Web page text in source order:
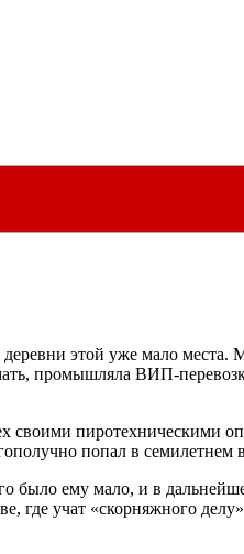
этой уже мало места.
промышляла ВИП-
своими пиротехническими
попал в семилетнем
было ему мало, и в
учат «скорняжного